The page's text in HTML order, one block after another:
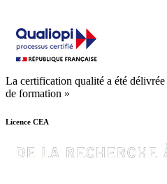
La certification qualité a été
de formation »
Licence CEA